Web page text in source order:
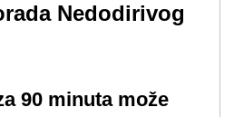
Nedodirivog
90 minuta može